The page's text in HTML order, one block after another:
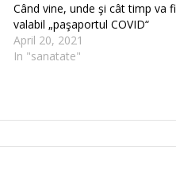
Când vine, unde şi cât timp va fi
valabil „paşaportul COVID“
April 20, 2021
In "sanatate"